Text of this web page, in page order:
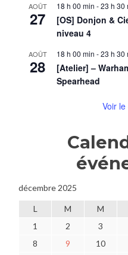
AOÛT
27
18 h 00 min -23 h 30
[OS] Donjon &
niveau 4
AOÛT
28
18 h 00 min -23 h 30
[Atelier] –
Spearhead
Voir
décembre 2025
L M M
1
2 3
8
9 10